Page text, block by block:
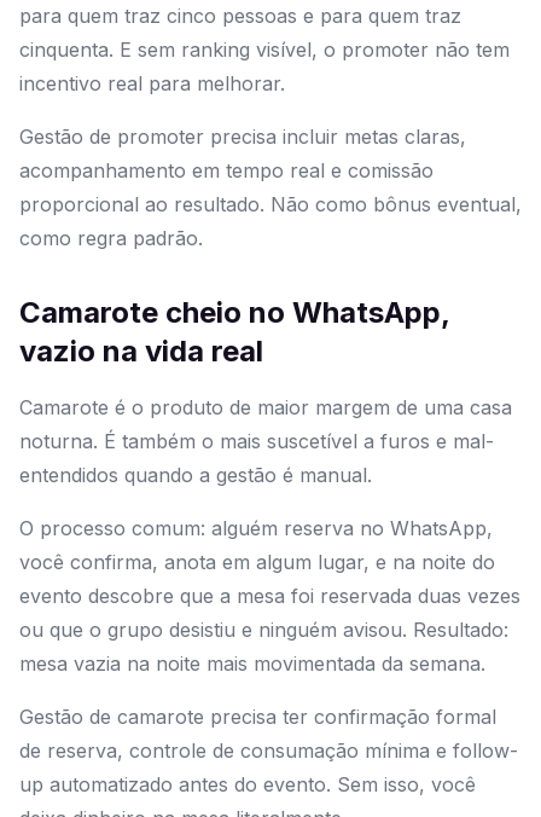
para quem traz cinco pessoas e para quem traz
cinquenta. E sem ranking visível, o promoter não tem
incentivo real para melhorar.
Gestão de promoter precisa incluir metas claras,
acompanhamento em tempo real e comissão
proporcional ao resultado. Não como bônus eventual,
como regra padrão.
Camarote cheio no WhatsApp,
vazio na vida real
Camarote é o produto de maior margem de uma casa
noturna. É também o mais suscetível a furos e mal-
entendidos quando a gestão é manual.
O processo comum: alguém reserva no WhatsApp,
você confirma, anota em algum lugar, e na noite do
evento descobre que a mesa foi reservada duas vezes
ou que o grupo desistiu e ninguém avisou. Resultado:
mesa vazia na noite mais movimentada da semana.
Gestão de camarote precisa ter confirmação formal
de reserva, controle de consumação mínima e follow-
up automatizado antes do evento. Sem isso, você